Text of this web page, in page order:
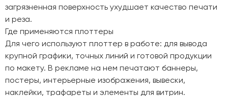
загрязненная поверхность ухудшает качество печати
и реза.
Где применяются плоттеры
Для чего используют плоттер в работе: для вывода
крупной графики, точных линий и готовой продукции
по макету. В рекламе на нем печатают баннеры,
постеры, интерьерные изображения, вывески,
наклейки, трафареты и элементы для витрин.